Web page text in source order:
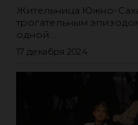
Жительница Южно-
трогательным
одной...
17 декабря 2024